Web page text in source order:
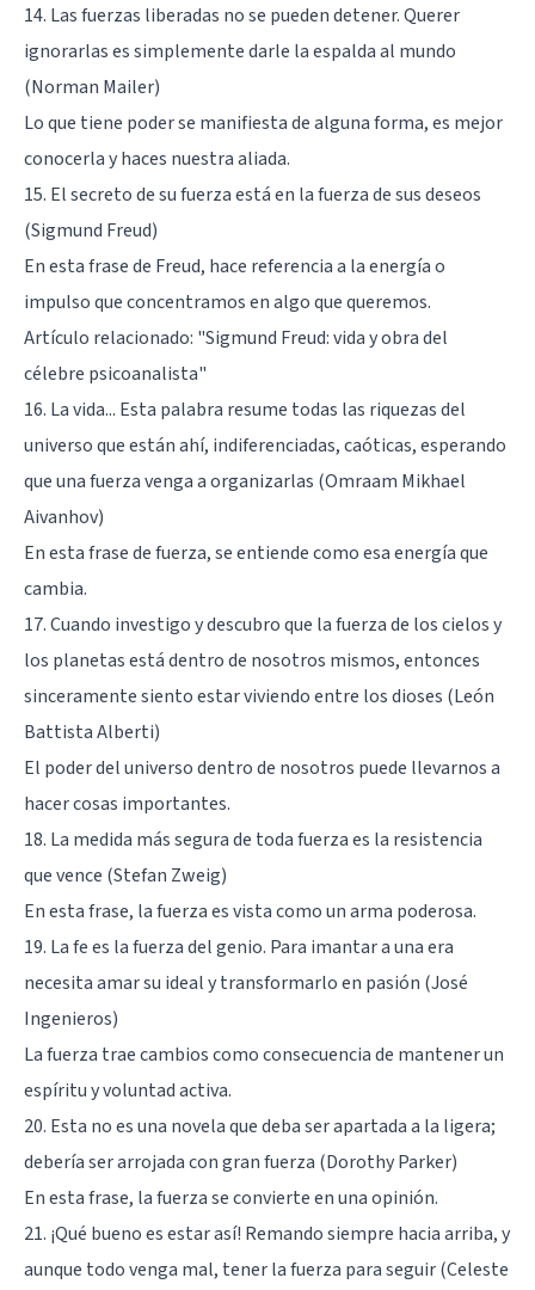
14. Las fuerzas liberadas no se pueden detener. Querer
ignorarlas es simplemente darle la espalda al mundo
(Norman Mailer)
Lo que tiene poder se manifiesta de alguna forma, es mejor
conocerla y haces nuestra aliada.
15. El secreto de su fuerza está en la fuerza de sus deseos
(Sigmund Freud)
En esta frase de Freud, hace referencia a la energía o
impulso que concentramos en algo que queremos.
Artículo relacionado: "Sigmund Freud: vida y obra del
célebre psicoanalista"
16. La vida... Esta palabra resume todas las riquezas del
universo que están ahí, indiferenciadas, caóticas, esperando
que una fuerza venga a organizarlas (Omraam Mikhael
Aivanhov)
En esta frase de fuerza, se entiende como esa energía que
cambia.
17. Cuando investigo y descubro que la fuerza de los cielos y
los planetas está dentro de nosotros mismos, entonces
sinceramente siento estar viviendo entre los dioses (León
Battista Alberti)
El poder del universo dentro de nosotros puede llevarnos a
hacer cosas importantes.
18. La medida más segura de toda fuerza es la resistencia
que vence (Stefan Zweig)
En esta frase, la fuerza es vista como un arma poderosa.
19. La fe es la fuerza del genio. Para imantar a una era
necesita amar su ideal y transformarlo en pasión (José
Ingenieros)
La fuerza trae cambios como consecuencia de mantener un
espíritu y voluntad activa.
20. Esta no es una novela que deba ser apartada a la ligera;
debería ser arrojada con gran fuerza (Dorothy Parker)
En esta frase, la fuerza se convierte en una opinión.
21. ¡Qué bueno es estar así! Remando siempre hacia arriba, y
aunque todo venga mal, tener la fuerza para seguir (Celeste